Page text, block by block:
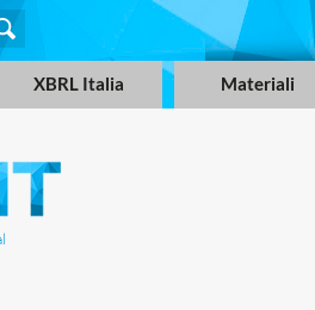
XBRL Italia Materiali